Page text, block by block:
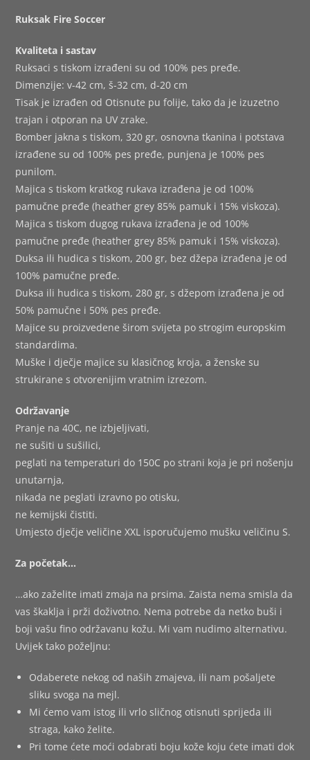
Ruksak Fire Soccer
Kvaliteta i sastav
Ruksaci s tiskom izrađeni su od 100% pes pređe.
Dimenzije: v-42 cm, š-32 cm, d-20 cm
Tisak je izrađen od Otisnute pu folije, tako da je izuzetno
trajan i otporan na UV zrake.
Bomber jakna s tiskom, 320 gr, osnovna tkanina i potstava
izrađene su od 100% pes pređe, punjena je 100% pes
punilom.
Majica s tiskom kratkog rukava izrađena je od 100%
pamučne pređe (heather grey 85% pamuk i 15% viskoza).
Majica s tiskom dugog rukava izrađena je od 100%
pamučne pređe (heather grey 85% pamuk i 15% viskoza).
Duksa ili hudica s tiskom, 200 gr, bez džepa izrađena je od
100% pamučne pređe.
Duksa ili hudica s tiskom, 280 gr, s džepom izrađena je od
50% pamučne i 50% pes pređe.
Majice su proizvedene širom svijeta po strogim europskim
standardima.
Muške i dječje majice su klasičnog kroja, a ženske su
strukirane s otvorenijim vratnim izrezom.
Održavanje
Pranje na 40C, ne izbjeljivati,
ne sušiti u sušilici,
peglati na temperaturi do 150C po strani koja je pri nošenju
unutarnja,
nikada ne peglati izravno po otisku,
ne kemijski čistiti.
Umjesto dječje veličine XXL isporučujemo mušku veličinu S.
Za početak…
…ako zaželite imati zmaja na prsima. Zaista nema smisla da
vas škaklja i prži doživotno. Nema potrebe da netko buši i
boji vašu fino održavanu kožu. Mi vam nudimo alternativu.
Uvijek tako poželjnu:
Odaberete nekog od naših zmajeva, ili nam pošaljete
sliku svoga na mejl.
Mi ćemo vam istog ili vrlo sličnog otisnuti sprijeda ili
straga, kako želite.
Pri tome ćete moći odabrati boju kože koju ćete imati dok